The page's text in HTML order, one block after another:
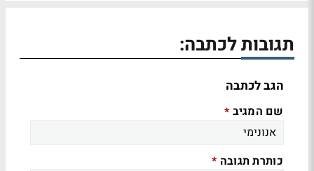
תגובות לכתבה:
הגב לכתבה
שם המגיב *
כותרת תגובה *